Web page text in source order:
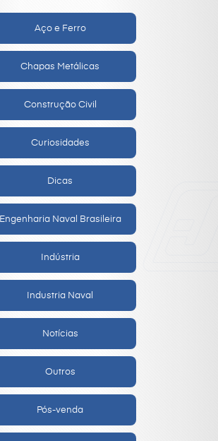
Aço e Ferro
Chapas Metálicas
Construção Civil
Curiosidades
Dicas
Engenharia Naval Brasileira
Indústria
Industria Naval
Notícias
Outros
Pós-venda